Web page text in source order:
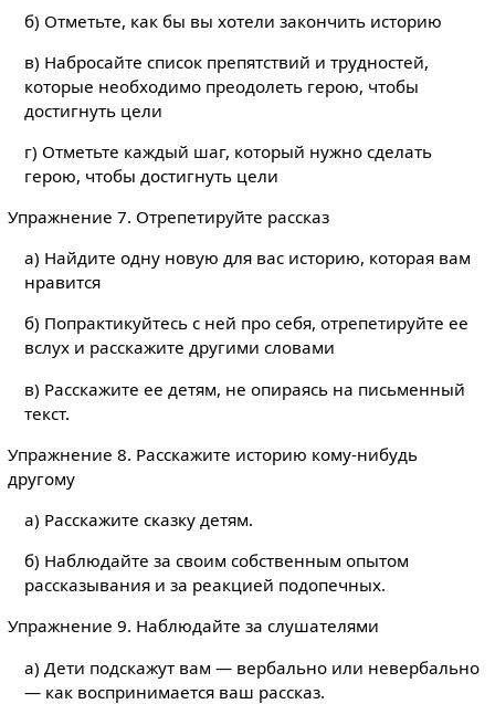
б) Отметьте, как бы вы хотели закончить историю
в) Набросайте список препятствий и трудностей,
которые необходимо преодолеть герою, чтобы
достигнуть цели
г) Отметьте каждый шаг, который нужно сделать
герою, чтобы достигнуть цели
Упражнение 7. Отрепетируйте рассказ
а) Найдите одну новую для вас историю, которая вам
нравится
б) Попрактикуйтесь с ней про себя, отрепетируйте ее
вслух и расскажите другими словами
в) Расскажите ее детям, не опираясь на письменный
текст.
Упражнение 8. Расскажите историю кому-нибудь
другому
а) Расскажите сказку детям.
б) Наблюдайте за своим собственным опытом
рассказывания и за реакцией подопечных.
Упражнение 9. Наблюдайте за слушателями
а) Дети подскажут вам — вербально или невербально
— как воспринимается ваш рассказ.